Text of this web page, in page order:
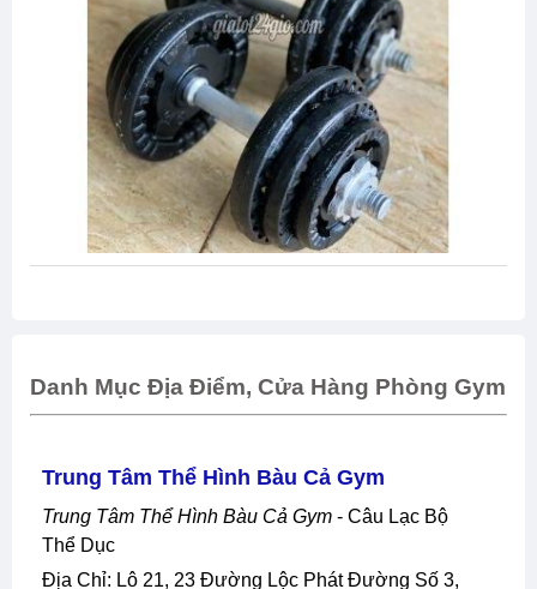
Danh Mục Địa Điểm, Cửa Hàng Phòng Gym
Trung Tâm Thể Hình Bàu Cả Gym
Trung Tâm Thể Hình Bàu Cả Gym - Câu Lạc Bộ
Thể Dục
Địa Chỉ: Lô 21, 23 Đường Lộc Phát Đường Số 3,